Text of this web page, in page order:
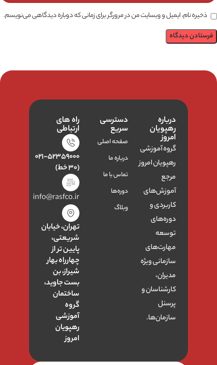
ذخیره نام، ایمیل و وبسایت من در مرورگر برای زمانی که دوباره دیدگاهی می‌نویسم.
درباره
رهپویان
امروز
گروه آموزشی
رهپویان امروز
مرجع
آموزش‌های
کاربردی و
دوره‌های
توسعه
مهارت‌های
سازمانی ویژه
مدیران،
کارشناسان و
پرسنل
سازمان‌ها.
دسترسی
سریع
صفحه اصلی
درباره ما
تماس با ما
دوره‌ها
وبلاگ
راه های
ارتباطی
۰۲۱-۵۲۳۵۹۰۰۰
(۳۰ خط)
info@rasfco.ir
تهران، خیابان
شریعتی،
پایین تر از
چهارراه بهار
شیراز، بن
بست جاوید،
ساختمان
گروه
آموزشی
رهپویان
امروز